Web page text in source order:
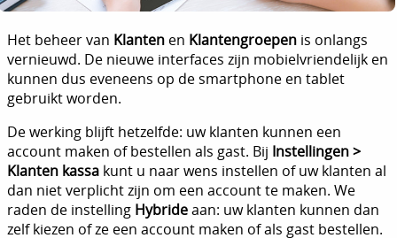
Het beheer van Klanten en Klantengroepen is onlangs
vernieuwd. De nieuwe interfaces zijn mobielvriendelijk en
kunnen dus eveneens op de smartphone en tablet
gebruikt worden.
De werking blijft hetzelfde: uw klanten kunnen een
account maken of bestellen als gast. Bij Instellingen >
Klanten kassa kunt u naar wens instellen of uw klanten al
dan niet verplicht zijn om een account te maken. We
raden de instelling Hybrideaan: uw klanten kunnen dan
zelf kiezen of ze een account maken of als gast bestellen.